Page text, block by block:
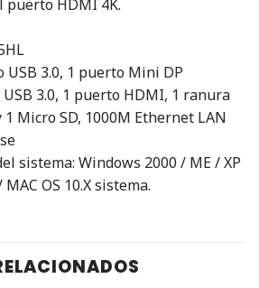
puerto HDMI 4K.
USB 3.0, 1 puerto Mini DP
3.0, 1 puerto HDMI, 1 ranura
Micro SD, 1000M Ethernet LAN
sistema: Windows 2000 / ME / XP
OS 10.X sistema.